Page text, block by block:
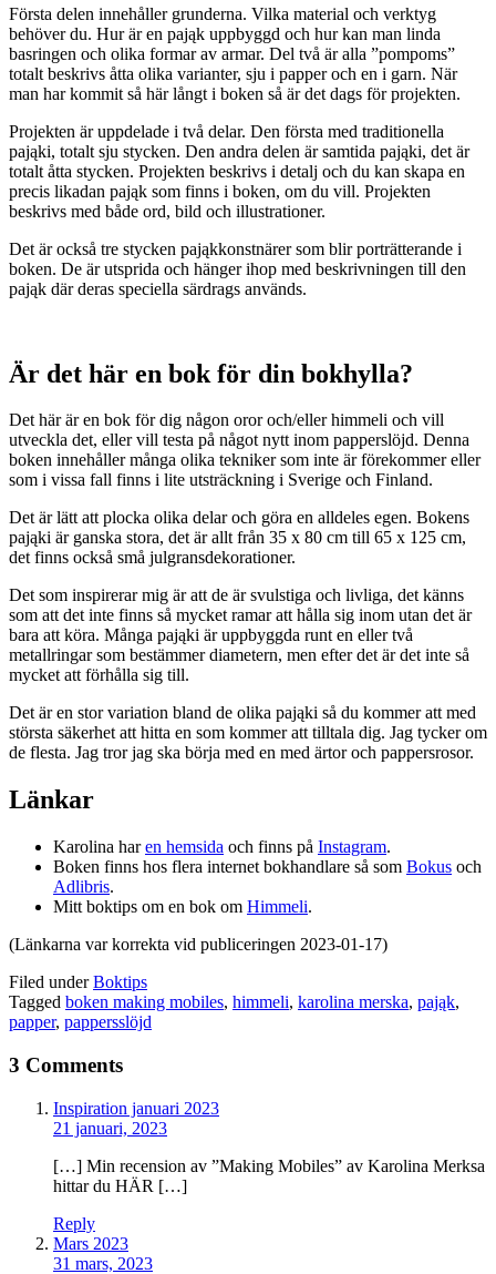
Första delen innehåller grunderna. Vilka material och verktyg
behöver du. Hur är en pająk uppbyggd och hur kan man linda
basringen och olika formar av armar. Del två är alla ”pompoms”
totalt beskrivs åtta olika varianter, sju i papper och en i garn. När
man har kommit så här långt i boken så är det dags för projekten.
Projekten är uppdelade i två delar. Den första med traditionella
pająki, totalt sju stycken. Den andra delen är samtida pająki, det är
totalt åtta stycken. Projekten beskrivs i detalj och du kan skapa en
precis likadan pająk som finns i boken, om du vill. Projekten
beskrivs med både ord, bild och illustrationer.
Det är också tre stycken pająkkonstnärer som blir porträtterande i
boken. De är utsprida och hänger ihop med beskrivningen till den
pająk där deras speciella särdrags används.
Är det här en bok för din bokhylla?
Det här är en bok för dig någon oror och/eller himmeli och vill
utveckla det, eller vill testa på något nytt inom papperslöjd. Denna
boken innehåller många olika tekniker som inte är förekommer eller
som i vissa fall finns i lite utsträckning i Sverige och Finland.
Det är lätt att plocka olika delar och göra en alldeles egen. Bokens
pająki är ganska stora, det är allt från 35 x 80 cm till 65 x 125 cm,
det finns också små julgransdekorationer.
Det som inspirerar mig är att de är svulstiga och livliga, det känns
som att det inte finns så mycket ramar att hålla sig inom utan det är
bara att köra. Många pająki är uppbyggda runt en eller två
metallringar som bestämmer diametern, men efter det är det inte så
mycket att förhålla sig till.
Det är en stor variation bland de olika pająki så du kommer att med
största säkerhet att hitta en som kommer att tilltala dig. Jag tycker om
de flesta. Jag tror jag ska börja med en med ärtor och pappersrosor.
Länkar
Karolina haren hemsida och finns på Instagram.
Boken finns hos flera internet bokhandlare så som Bokus och
Adlibris.
Mitt boktips om en bok om Himmeli.
(Länkarna var korrekta vid publiceringen 2023-01-17)
Filed underBoktips
Tagged boken making mobiles, himmeli, karolina merska, pająk,
papper, pappersslöjd
3 Comments
Inspiration januari 2023
21 januari, 2023
[…] Min recension av ”Making Mobiles” av Karolina Merksa
hittar du HÄR […]
Reply
Mars 2023
31 mars, 2023